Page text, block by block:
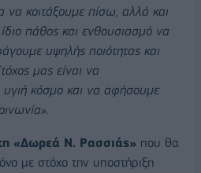
να κοιτάξουμε πίσω, αλλά και
πάθος και ενθουσιασμό να
υψηλής ποιότητας και
μας είναι να
κόσμο και να αφήσουμε
».
«Δωρεά Ν. Ρασσιάς» που θα
με στόχο την υποστήριξη